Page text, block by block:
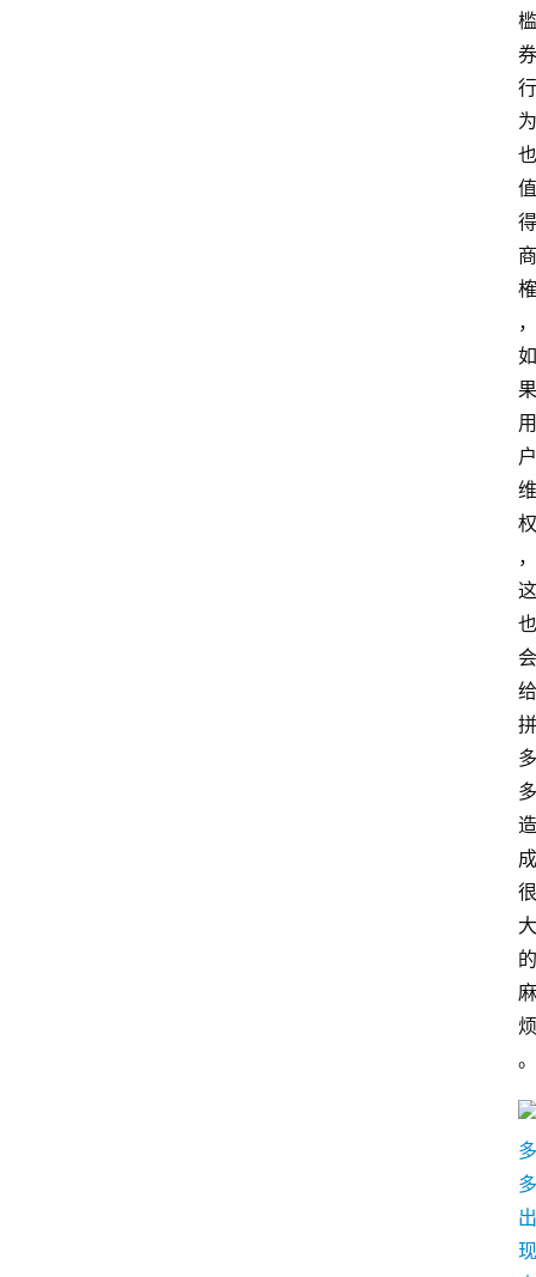
槛
券
行
为
也
值
得
商
榷
，
如
果
用
户
维
权
，
这
也
会
给
拼
多
多
造
成
很
大
的
麻
烦
。